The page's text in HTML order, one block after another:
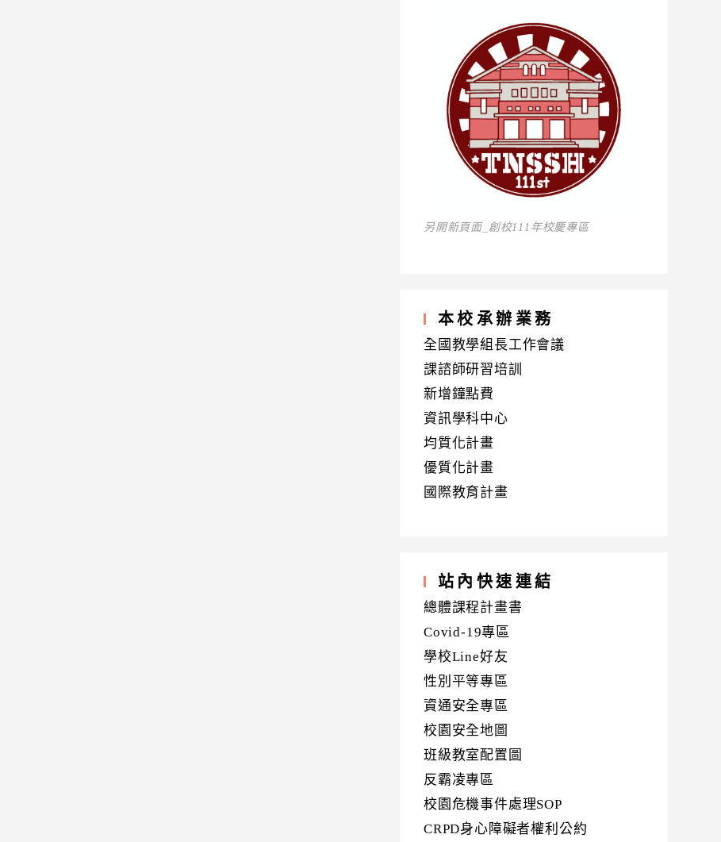
另開新頁面_創校111年校慶專區
本校承辦業務
全國教學組長工作會議
課諮師研習培訓
新增鐘點費
資訊學科中心
均質化計畫
優質化計畫
國際教育計畫
站內快速連結
總體課程計畫書
Covid-19專區
學校Line好友
性別平等專區
資通安全專區
校園安全地圖
班級教室配置圖
反霸凌專區
校園危機事件處理SOP
CRPD身心障礙者權利公約